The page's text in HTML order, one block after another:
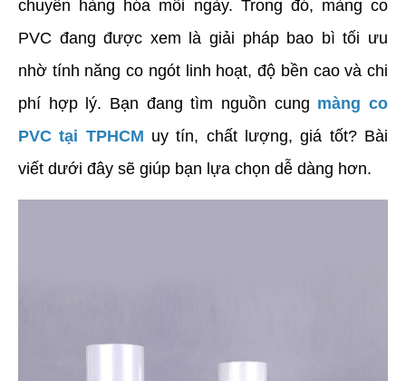
chuyển hàng hóa mỗi ngày. Trong đó, màng co
PVC đang được xem là giải pháp bao bì tối ưu
nhờ tính năng co ngót linh hoạt, độ bền cao và chi
phí hợp lý. Bạn đang tìm nguồn cung màng co
PVC tại TPHCM uy tín, chất lượng, giá tốt? Bài
viết dưới đây sẽ giúp bạn lựa chọn dễ dàng hơn.